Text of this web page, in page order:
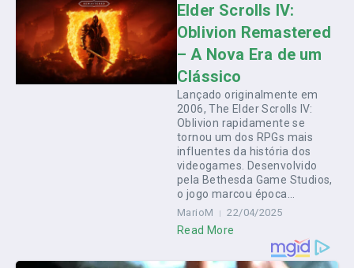
Elder Scrolls IV:
Oblivion Remastered
– A Nova Era de um
Clássico
Lançado originalmente em
2006, The Elder Scrolls IV:
Oblivion rapidamente se
tornou um dos RPGs mais
influentes da história dos
videogames. Desenvolvido
pela Bethesda Game Studios,
o jogo marcou época...
MarioM 22/04/2025
Read More